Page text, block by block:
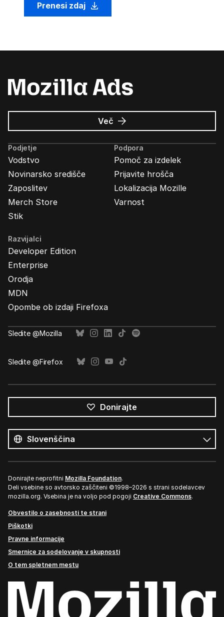
Prenesi zdaj
Več o
Oglasi
Mozilla
Podjetje
Vodstvo
Novinarsko središče
Zaposlitev
Merch Store
Stik
Podpora
Pomoč za izdelek
Prijavite hrošča
Lokalizacija Mozille
Varnost
Razvijalci
Developer Edition
Enterprise
Orodja
MDN
Opombe ob izdaji Firefoxa
Sledite @Mozilla
Sledite @Firefox
Donirajte
jeziki
Jezik
Donirajte neprofitni Mozilla Foundation.
Deli vsebine so avtorsko zaščiteni ©1998–2026 s strani sodelavcev
mozilla.org. Vsebina je na voljo pod pogoji Creative Commons.
Obvestilo o zasebnosti te strani
Piškotki
Pravne informacije
Smernice za sodelovanje v skupnosti
O tem spletnem mestu